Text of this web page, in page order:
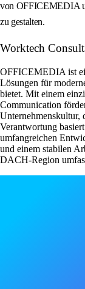
von OFFICEMEDIA
zu gestalten.
Worktech
OFFICEMEDIA ist
Lösungen für
bietet. Mit einem
Communication
Unternehmenskultur,
Verantwortung
umfangreichen
und einem stabilen
DACH-Region